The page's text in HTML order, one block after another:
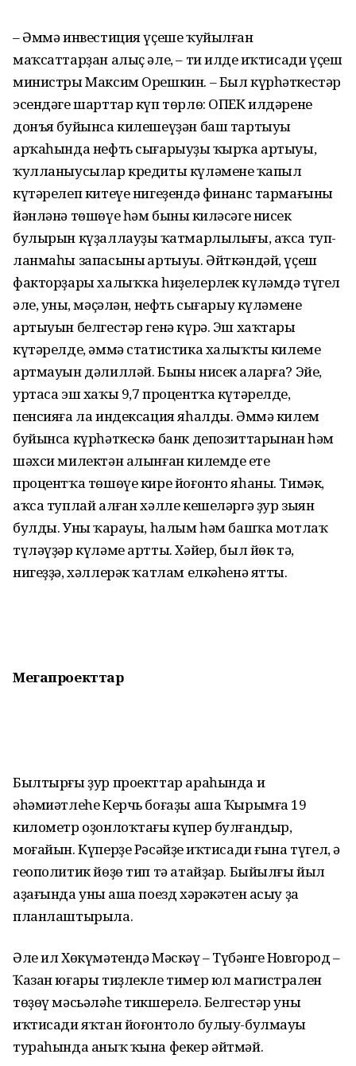
– Әммә инвестиция үҫеше ҡуйылған
маҡсаттарҙан алыҫ әле, – ти илдең иҡтисади үҫеш
министры Максим Орешкин. – Был күрһәткестәр
эсендәге шарттар күп төрлө: ОПЕК илдәренең
донъя буйынса киле­шеүҙән баш тартыуы
арҡаһында нефть сығарыуҙың ҡырҡа артыуы,
ҡулланыусылар кредиты күләменең ҡапыл
күтәрелеп китеүе нигеҙендә финанс тармағының
йәнләнә төшөүе һәм бының киләсәге нисек
булырын күҙаллауҙың ҡатмарлылығы, аҡса туп­
ланмаһы запасының артыуы. Әйткәндәй, үҫеш
факторҙары халыҡҡа һиҙелерлек күләмдә түгел
әле, уның, мәҫәлән, нефть сығарыу күләменең
артыуын белгестәр генә күрә. Эш хаҡтары
күтәрелде, әммә статистика халыҡтың килеме
артмауын дәлилләй. Быны нисек аңларға? Эйе,
уртаса эш хаҡы 9,7 процентҡа күтәрелде,
пенсияға ла индексация яһалды. Әммә килем
буйынса күрһәткескә банк депозиттарынан һәм
шәхси милектән алынған килемдең ете
процентҡа төшөүе кире йоғонто яһаны. Тимәк,
аҡса туплай алған хәлле кешеләргә ҙур зыян
булды. Уның ҡарауы, һалым һәм башҡа мотлаҡ
түләүҙәр күләме артты. Хәйер, был йөк тә,
нигеҙҙә, хәллерәк ҡатлам елкәһенә ятты.
Мегапроекттар
Былтырғы ҙур проекттар араһында иң
әһәмиәтлеһе Керчь боғаҙы аша Ҡырымға 19
километр оҙонлоҡтағы күпер булғандыр,
моғайын. Күперҙе Рәсәйҙең иҡтисади ғына түгел, ә
геополитик йөҙө тип тә атайҙар. Быйылғы йыл
аҙағында уның аша поезд хәрәкәтен асыу ҙа
планлаштырыла.
Әле ил Хөкүмәтендә Мәскәү – Түбәнге Новгород –
Ҡазан юғары тиҙлекле тимер юл магистрален
төҙөү мәсьәләһе тик­шерелә. Белгестәр уның
иҡтисади яҡтан йоғонтоло булыу-булмауы
тураһында аныҡ ҡына фекер әйтмәй.